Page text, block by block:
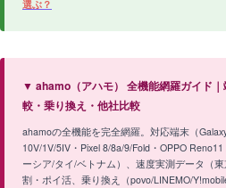
選ぶ？
▼ ahamo（アハモ） 全機能網羅ガイド
較・乗り換え・他社比較
ahamoの全機能を完全網羅。対応端末（
10V/1V/5IV・Pixel 8/8a/9/Fold・OPPO
ーシア/タイ/ベトナム）、速度実測データ（
割・ポイ活、乗り換え（povo/LINEMO/